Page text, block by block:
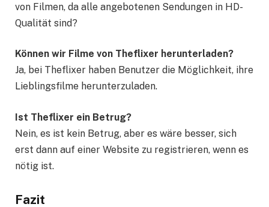
von Filmen, da alle angebotenen Sendungen in HD-
Qualität sind?
Können wir Filme von Theflixer herunterladen?
Ja, bei Theflixer haben Benutzer die Möglichkeit, ihre
Lieblingsfilme herunterzuladen.
Ist Theflixer ein Betrug?
Nein, es ist kein Betrug, aber es wäre besser, sich
erst dann auf einer Website zu registrieren, wenn es
nötig ist.
Fazit